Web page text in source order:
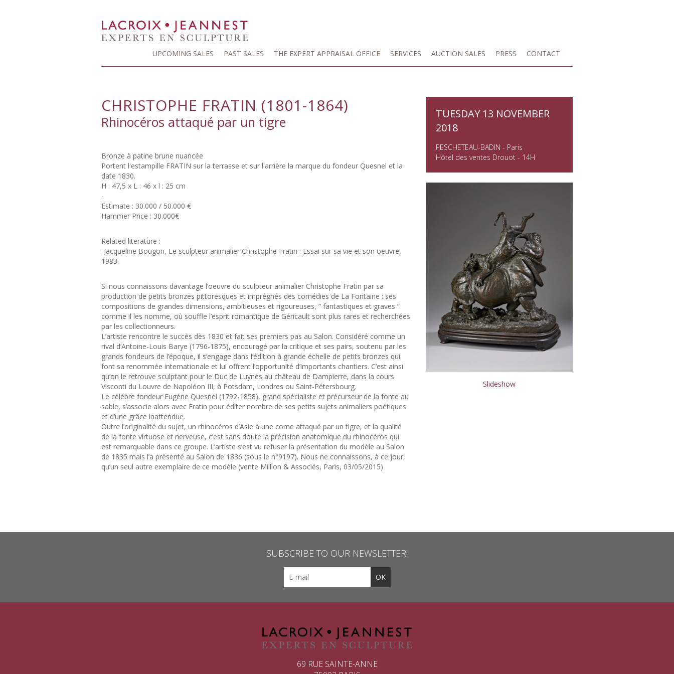
UPCOMING SALES PAST SALES THE EXPERT APPRAISAL OFFICE SERVICES AUCTION SALES PRESS CONTACT
CHRISTOPHE FRATIN (1801-1864)
Rhinocéros attaqué par un tigre
Bronze à patine brune nuancée
Portent l'estampille FRATIN sur la terrasse et sur l'arrière la marque du fondeur Quesnel et la
date 1830.
H : 47,5 x L : 46 x l : 25 cm
-
Estimate : 30.000 / 50.000 €
Hammer Price : 30.000€
Related literature :
-Jacqueline Bougon, Le sculpteur animalier Christophe Fratin : Essai sur sa vie et son oeuvre,
1983.
Si nous connaissons davantage l’oeuvre du sculpteur animalier Christophe Fratin par sa
production de petits bronzes pittoresques et imprégnés des comédies de La Fontaine ; ses
compositions de grandes dimensions, ambitieuses et rigoureuses, ” fantastiques et graves ”
comme il les nomme, où souffle l’esprit romantique de Géricault sont plus rares et recherchées
par les collectionneurs.
L’artiste rencontre le succès dès 1830 et fait ses premiers pas au Salon. Considéré comme un
rival d’Antoine-Louis Barye (1796-1875), encouragé par la critique et ses pairs, soutenu par les
grands fondeurs de l’époque, il s’engage dans l’édition à grande échelle de petits bronzes qui
font sa renommée internationale et lui offrent l’opportunité d’importants chantiers. C’est ainsi
qu’on le retrouve sculptant pour le Duc de Luynes au château de Dampierre, dans la cours
Visconti du Louvre de Napoléon III, à Potsdam, Londres ou Saint-Pétersbourg.
Le célèbre fondeur Eugène Quesnel (1792-1858), grand spécialiste et précurseur de la fonte au
sable, s’associe alors avec Fratin pour éditer nombre de ses petits sujets animaliers poétiques
et d’une grâce inattendue.
Outre l’originalité du sujet, un rhinocéros d’Asie à une corne attaqué par un tigre, et la qualité
de la fonte virtuose et nerveuse, c’est sans doute la précision anatomique du rhinocéros qui
est remarquable dans ce groupe. L’artiste s’est vu refuser la présentation du modèle au Salon
de 1835 mais l’a présenté au Salon de 1836 (sous le n°9197). Nous ne connaissons, à ce jour,
qu’un seul autre exemplaire de ce modèle (vente Million & Associés, Paris, 03/05/2015)
TUESDAY 13 NOVEMBER
2018
PESCHETEAU-BADIN - Paris
Hôtel des ventes Drouot - 14H
Slideshow
SUBSCRIBE TO OUR NEWSLETTER!
69 RUE SAINTE-ANNE